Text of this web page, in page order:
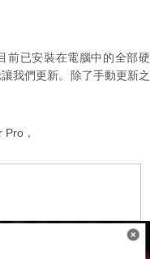
前已安裝在電腦中的全部硬
我們更新。除了手動更新之
，